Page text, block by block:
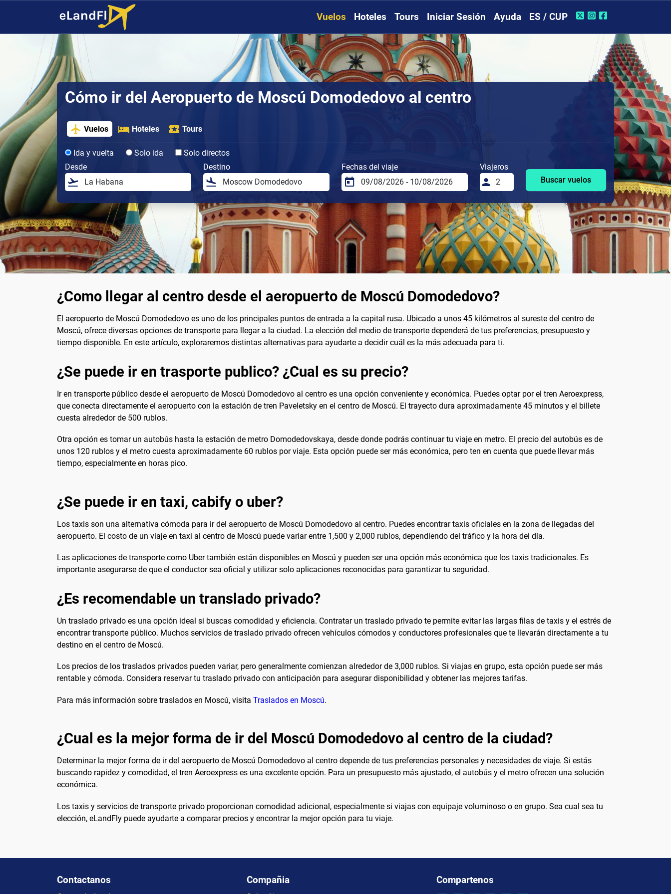
Vuelos Hoteles Tours Iniciar Sesión Ayuda ES / CUP
Cómo ir del Aeropuerto de Moscú Domodedovo al centro
Vuelos Hoteles Tours
Ida y vuelta Solo ida
Solo directos
Desde
Destino Fechas del viaje
Viajeros
Buscar vuelos
¿Como llegar al centro desde el aeropuerto de Moscú Domodedovo?
El aeropuerto de Moscú Domodedovo es uno de los principales puntos de entrada a la capital rusa. Ubicado a unos 45 kilómetros al sureste del centro de
Moscú, ofrece diversas opciones de transporte para llegar a la ciudad. La elección del medio de transporte dependerá de tus preferencias, presupuesto y
tiempo disponible. En este artículo, exploraremos distintas alternativas para ayudarte a decidir cuál es la más adecuada para ti.
¿Se puede ir en trasporte publico? ¿Cual es su precio?
Ir en transporte público desde el aeropuerto de Moscú Domodedovo al centro es una opción conveniente y económica. Puedes optar por el tren Aeroexpress,
que conecta directamente el aeropuerto con la estación de tren Paveletsky en el centro de Moscú. El trayecto dura aproximadamente 45 minutos y el billete
cuesta alrededor de 500 rublos.
Otra opción es tomar un autobús hasta la estación de metro Domodedovskaya, desde donde podrás continuar tu viaje en metro. El precio del autobús es de
unos 120 rublos y el metro cuesta aproximadamente 60 rublos por viaje. Esta opción puede ser más económica, pero ten en cuenta que puede llevar más
tiempo, especialmente en horas pico.
¿Se puede ir en taxi, cabify o uber?
Los taxis son una alternativa cómoda para ir del aeropuerto de Moscú Domodedovo al centro. Puedes encontrar taxis oficiales en la zona de llegadas del
aeropuerto. El costo de un viaje en taxi al centro de Moscú puede variar entre 1,500 y 2,000 rublos, dependiendo del tráfico y la hora del día.
Las aplicaciones de transporte como Uber también están disponibles en Moscú y pueden ser una opción más económica que los taxis tradicionales. Es
importante asegurarse de que el conductor sea oficial y utilizar solo aplicaciones reconocidas para garantizar tu seguridad.
¿Es recomendable un translado privado?
Un traslado privado es una opción ideal si buscas comodidad y eficiencia. Contratar un traslado privado te permite evitar las largas filas de taxis y el estrés de
encontrar transporte público. Muchos servicios de traslado privado ofrecen vehículos cómodos y conductores profesionales que te llevarán directamente a tu
destino en el centro de Moscú.
Los precios de los traslados privados pueden variar, pero generalmente comienzan alrededor de 3,000 rublos. Si viajas en grupo, esta opción puede ser más
rentable y cómoda. Considera reservar tu traslado privado con anticipación para asegurar disponibilidad y obtener las mejores tarifas.
Para más información sobre traslados en Moscú, visita Traslados en Moscú.
¿Cual es la mejor forma de ir del Moscú Domodedovo al centro de la ciudad?
Determinar la mejor forma de ir del aeropuerto de Moscú Domodedovo al centro depende de tus preferencias personales y necesidades de viaje. Si estás
buscando rapidez y comodidad, el tren Aeroexpress es una excelente opción. Para un presupuesto más ajustado, el autobús y el metro ofrecen una solución
económica.
Los taxis y servicios de transporte privado proporcionan comodidad adicional, especialmente si viajas con equipaje voluminoso o en grupo. Sea cual sea tu
elección, eLandFly puede ayudarte a comparar precios y encontrar la mejor opción para tu viaje.
Contactanos Compañia Compartenos